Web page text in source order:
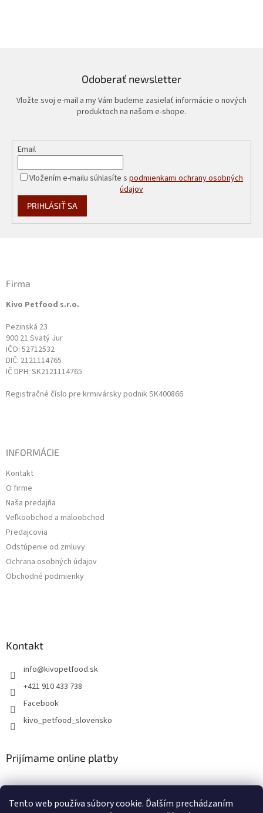
Tento web používa súbory cookie. Ďalším prechádzaním
Odoberať newsletter
Vložte svoj e-mail a my Vám budeme zasielať informácie o nových
produktoch na našom e-shope.
Email
Vložením e-mailu súhlasíte s podmienkami ochrany osobných
údajov
PRIHLÁSIŤ SA
Firma
Kivo Petfood s.r.o.
Pezinská 23
900 21 Svätý Jur
IČO: 52712532
DIČ: 2121114765
IČ DPH: SK2121114765
Registračné číslo pre krmivársky podnik SK400866
INFORMÁCIE
Kontakt
O firme
Naša predajňa
Veľkoobchod a maloobchod
Predajcovia
Odstúpenie od zmluvy
Ochrana osobných údajov
Obchodné podmienky
Kontakt
info@kivopetfood.sk
+421 910 433 738
Facebook
kivo_petfood_slovensko
Prijímame online platby